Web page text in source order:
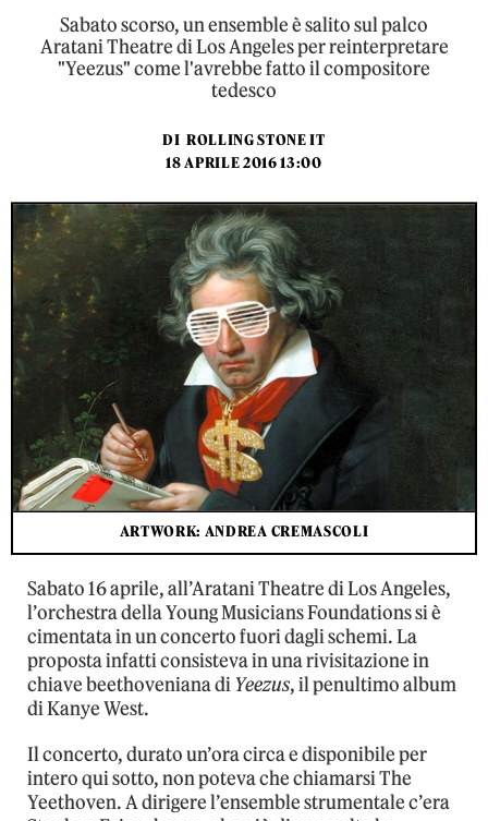
Sabato scorso, un ensemble è salito sul palco
Aratani Theatre di Los Angeles per reinterpretare
"Yeezus" come l'avrebbe fatto il compositore
tedesco
DI ROLLING STONE IT
18 APRILE 2016 13:00
ARTWORK: ANDREA CREMASCOLI
Sabato 16 aprile, all’Aratani Theatre di Los Angeles,
l’orchestra della Young Musicians Foundations si è
cimentata in un concerto fuori dagli schemi. La
proposta infatti consisteva in una rivisitazione in
chiave beethoveniana di Yeezus, il penultimo album
di Kanye West.
Il concerto, durato un’ora circa e disponibile per
intero qui sotto, non poteva che chiamarsi The
Yeethoven. A dirigere l’ensemble strumentale c’era